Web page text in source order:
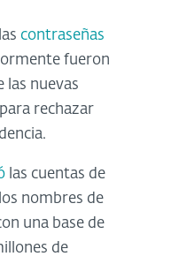
contraseñas
fueron
las nuevas
rechazar
las cuentas de
nombres de
una base de
de